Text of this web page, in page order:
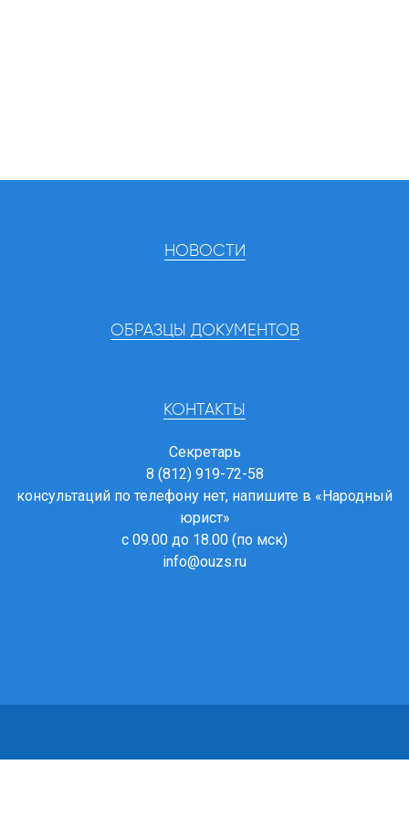
НОВОСТИ
ОБРАЗЦЫ ДОКУМЕНТОВ
КОНТАКТЫ
Секретарь
8 (812) 919-72-58
консультаций по телефону нет, напишите в «Народный
юрист»
с 09.00 до 18.00 (по мск)
info@ouzs.ru